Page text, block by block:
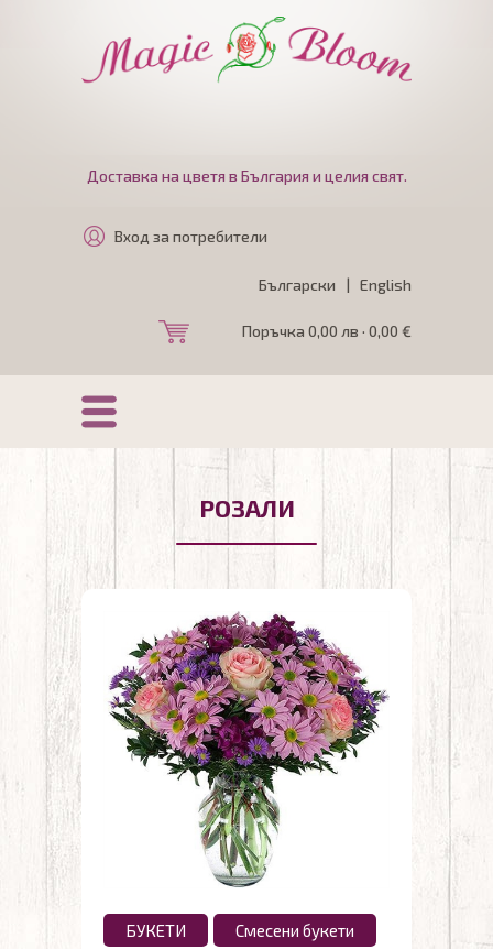
Доставка на цветя в България и целия свят.
Вход за потребители
Български | English
Поръчка 0,00 лв · 0,00 €
РОЗАЛИ
БУКЕТИ Смесени букети